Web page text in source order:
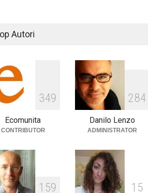
E tu hai paura del buio?
cultura società 1 Aprile 2024
Autori
349
Ecomunita
CONTRIBUTOR
284
Danilo Lenzo
ADMINISTRATOR
159 15